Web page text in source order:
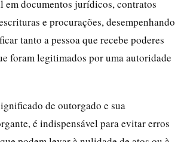
em documentos jurídicos, contratos
e procurações, desempenhando
tanto a pessoa que recebe poderes
foram legitimados por uma autoridade
de outorgado e sua
é indispensável para evitar erros